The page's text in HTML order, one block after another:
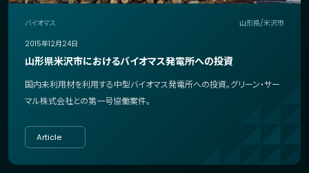
バイオマス
山形県/米沢市
2015年12月24日
山形県米沢市におけるバイオマス発電所への投資
国内未利用材を利用する中型バイオマス発電所への投資。グリーン・サー
マル株式会社との第一号協働案件。
Article